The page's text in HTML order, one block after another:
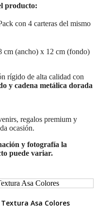
producto:
con 4 carteras del mismo
cm (ancho) x 12 cm (fondo)
rígido de alta calidad con
y cadena metálica dorada
regalos premium y
ocasión.
y fotografía la
puede variar.
Asa Colores